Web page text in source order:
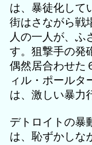
は、暴徒化して
街はさながら戦
人の一人が、ふ
す。狙撃手の発
偶然居合わせた
ィル・ポールタ
は、激しい暴力
デトロイトの暴
は、恥ずかしな